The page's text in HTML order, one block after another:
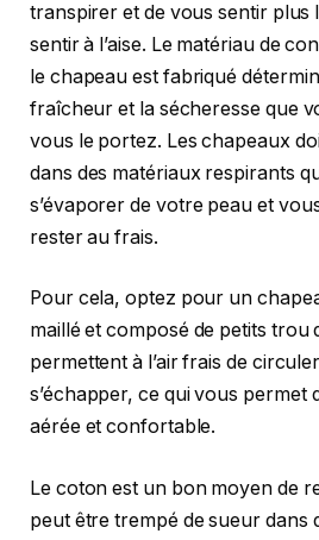
transpirer et de vous sentir plus
sentir à l’aise. Le matériau de
le chapeau est fabriqué
fraîcheur et la sécheresse que
vous le portez. Les chapeaux
dans des matériaux respirants
s’évaporer de votre peau et
rester au frais.
Pour cela, optez pour un
maillé et composé de petits trou
permettent à l’air frais de
s’échapper, ce qui vous permet
aérée et confortable.
Le coton est un bon moyen de
peut être trempé de sueur dans